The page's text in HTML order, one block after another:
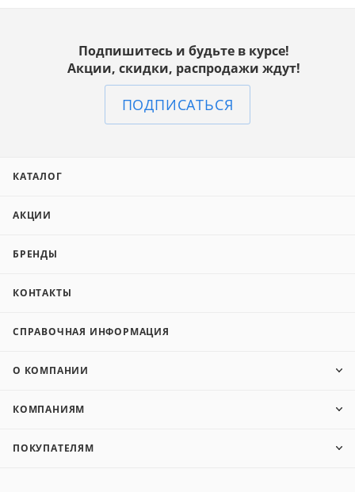
Подпишитесь и будьте в курсе!
Акции, скидки, распродажи ждут!
ПОДПИСАТЬСЯ
КАТАЛОГ
АКЦИИ
БРЕНДЫ
КОНТАКТЫ
СПРАВОЧНАЯ ИНФОРМАЦИЯ
О КОМПАНИИ
КОМПАНИЯМ
ПОКУПАТЕЛЯМ